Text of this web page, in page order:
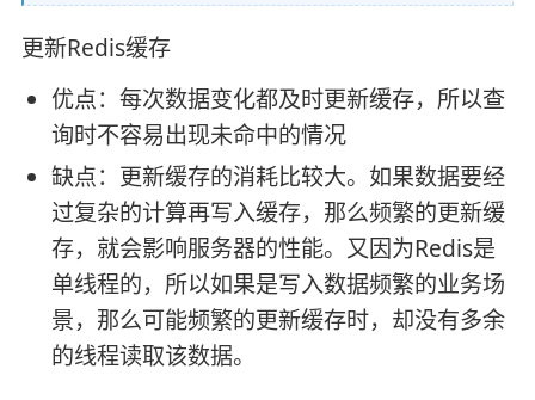
更新Redis缓存
优点：每次数据变化都及时更新缓存，所以查
询时不容易出现未命中的情况
缺点：更新缓存的消耗比较大。如果数据要经
过复杂的计算再写入缓存，那么频繁的更新缓
存，就会影响服务器的性能。又因为Redis是
单线程的，所以如果是写入数据频繁的业务场
景，那么可能频繁的更新缓存时，却没有多余
的线程读取该数据。